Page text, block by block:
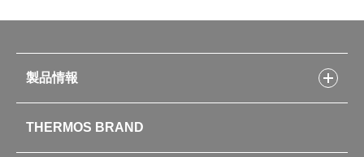
製品情報
水筒
お弁当
THERMOS BRAND